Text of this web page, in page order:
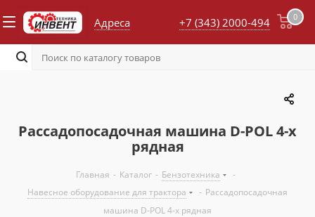
Адреса 0
+7 (343) 2000-494
Рассадопосадочная машина D-POL 4-х
рядная
Главная - Каталог - Бензотехника
-
Навесное оборудование для трактора
- Рассадопосадочная
машина D-POL 4-х рядная